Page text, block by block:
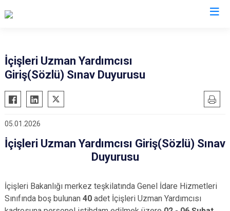
İçişleri Uzman Yardımcısı
Giriş(Sözlü) Sınav Duyurusu
05.01.2026
İçişleri Uzman Yardımcısı Giriş(Sözlü) Sınav
Duyurusu
İçişleri Bakanlığı merkez teşkilatında Genel İdare Hizmetleri
Sınıfında boş bulunan 40 adet İçişleri Uzman Yardımcısı